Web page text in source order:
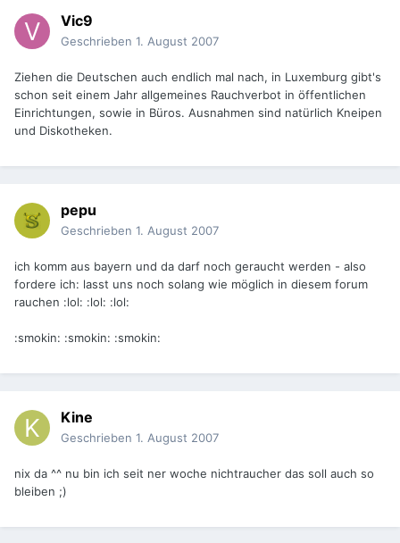
Vic9
Geschrieben 1. August 2007
Ziehen die Deutschen auch endlich mal nach, in Luxemburg gibt's
schon seit einem Jahr allgemeines Rauchverbot in öffentlichen
Einrichtungen, sowie in Büros. Ausnahmen sind natürlich Kneipen
und Diskotheken.
pepu
Geschrieben 1. August 2007
ich komm aus bayern und da darf noch geraucht werden - also
fordere ich: lasst uns noch solang wie möglich in diesem forum
rauchen :lol: :lol: :lol:
:smokin: :smokin: :smokin:
Kine
Geschrieben 1. August 2007
nix da ^^ nu bin ich seit ner woche nichtraucher das soll auch so
bleiben ;)